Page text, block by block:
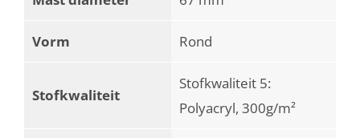
Vorm Rond
Stofkwaliteit
Stofkwaliteit 5:
Polyacryl, 300g/m²